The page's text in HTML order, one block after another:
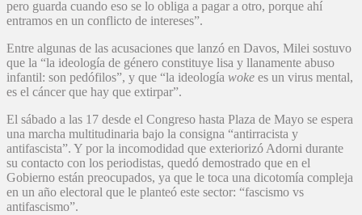
pero guarda cuando eso se lo obliga a pagar a otro, porque ahí
entramos en un conflicto de intereses”.
Entre algunas de las acusaciones que lanzó en Davos, Milei sostuvo
que la “la ideología de género constituye lisa y llanamente abuso
infantil: son pedófilos”, y que “la ideología woke es un virus mental,
es el cáncer que hay que extirpar”.
El sábado a las 17 desde el Congreso hasta Plaza de Mayo se espera
una marcha multitudinaria bajo la consigna “antirracista y
antifascista”. Y por la incomodidad que exteriorizó Adorni durante
su contacto con los periodistas, quedó demostrado que en el
Gobierno están preocupados, ya que le toca una dicotomía compleja
en un año electoral que le planteó este sector: “fascismo vs
antifascismo”.